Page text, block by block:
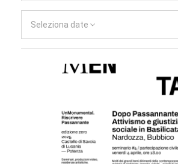
Seleziona date